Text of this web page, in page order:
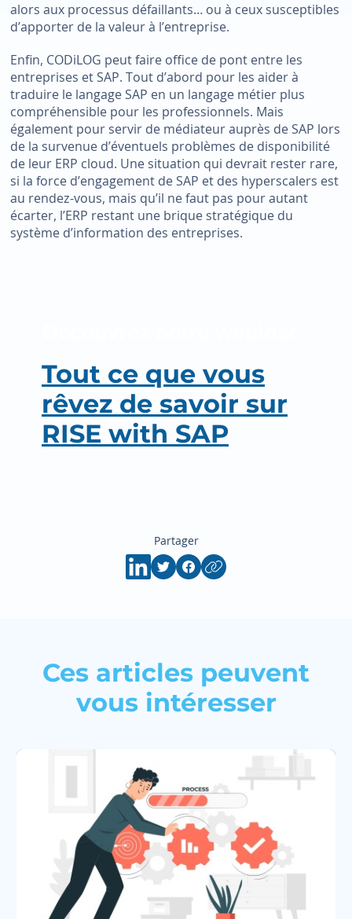
alors aux processus défaillants… ou à ceux susceptibles
d’apporter de la valeur à l’entreprise.
Enfin, CODiLOG peut faire office de pont entre les
entreprises et SAP. Tout d’abord pour les aider à
traduire le langage SAP en un langage métier plus
compréhensible pour les professionnels. Mais
également pour servir de médiateur auprès de SAP lors
de la survenue d’éventuels problèmes de disponibilité
de leur ERP cloud. Une situation qui devrait rester rare,
si la force d’engagement de SAP et des hyperscalers est
au rendez-vous, mais qu’il ne faut pas pour autant
écarter, l’ERP restant une brique stratégique du
système d’information des entreprises.
Tout ce que vous
rêvez de savoir sur
RISE with SAP
Partager
Ces articles peuvent
vous intéresser